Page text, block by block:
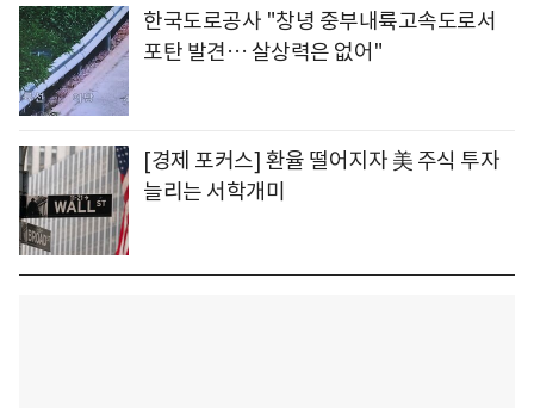
한국도로공사 "창녕 중부내륙고속도로서
포탄 발견… 살상력은 없어"
[경제 포커스] 환율 떨어지자 美 주식 투자
늘리는 서학개미